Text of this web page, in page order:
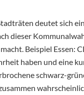
deutet sich
dieser
Beispiel Essen:
haben und eine
schwarz-